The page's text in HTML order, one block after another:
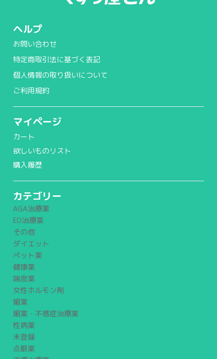
ヘルプ
お問い合わせ
特定商取引法に基づく表記
個人情報の取り扱いについて
ご利用規約
マイページ
カート
欲しいものリスト
購入履歴
カテゴリー
AGA治療薬
ED治療薬
その他
ダイエット
ペット薬
健康薬
喘息薬
女性ホルモン剤
媚薬
媚薬・不感症治療薬
性病薬
未登録
点眼薬